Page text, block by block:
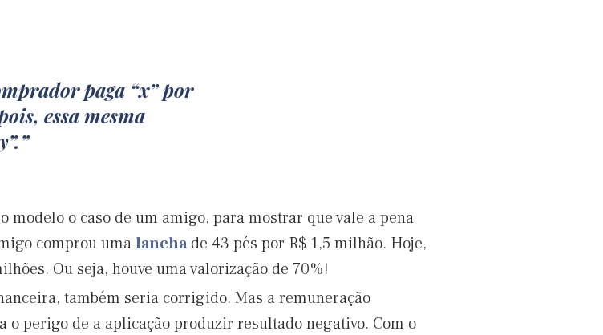
paga “x” por
essa mesma
modelo o caso de um amigo, para mostrar que vale a pena
comprou umalanchade 43 pés por R$ 1,5 milhão. Hoje,
Ou seja, houve uma valorização de 70%!
também seria corrigido. Mas a remuneração
perigo de a aplicação produzir resultado negativo. Com o